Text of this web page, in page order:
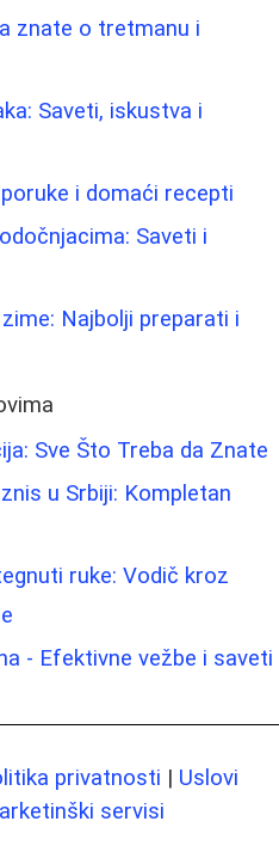
znate o tretmanu i
Saveti, iskustva i
i domaći recepti
Saveti i
Najbolji preparati i
Sve Što Treba da Znate
u Srbiji: Kompletan
ruke: Vodič kroz
- Efektivne vežbe i saveti
privatnosti | Uslovi
servisi